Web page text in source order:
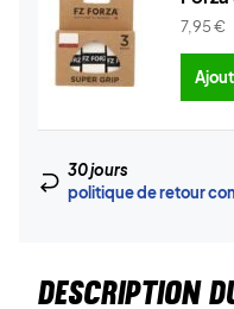
7,95€
30 jours
politique de retour
DESCRIPTION